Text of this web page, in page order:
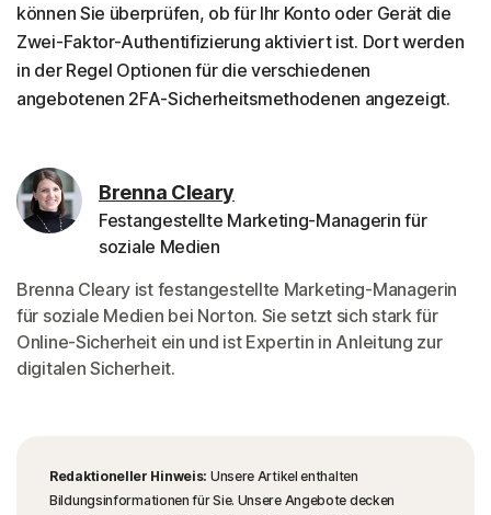
können Sie überprüfen, ob für Ihr Konto oder Gerät die
Zwei-Faktor-Authentifizierung aktiviert ist. Dort werden
in der Regel Optionen für die verschiedenen
angebotenen 2FA-Sicherheitsmethodenen angezeigt.
Brenna Cleary
Festangestellte Marketing-Managerin für
soziale Medien
Brenna Cleary ist festangestellte Marketing-Managerin
für soziale Medien bei Norton. Sie setzt sich stark für
Online-Sicherheit ein und ist Expertin in Anleitung zur
digitalen Sicherheit.
Redaktioneller Hinweis: Unsere Artikel enthalten
Bildungsinformationen für Sie. Unsere Angebote decken